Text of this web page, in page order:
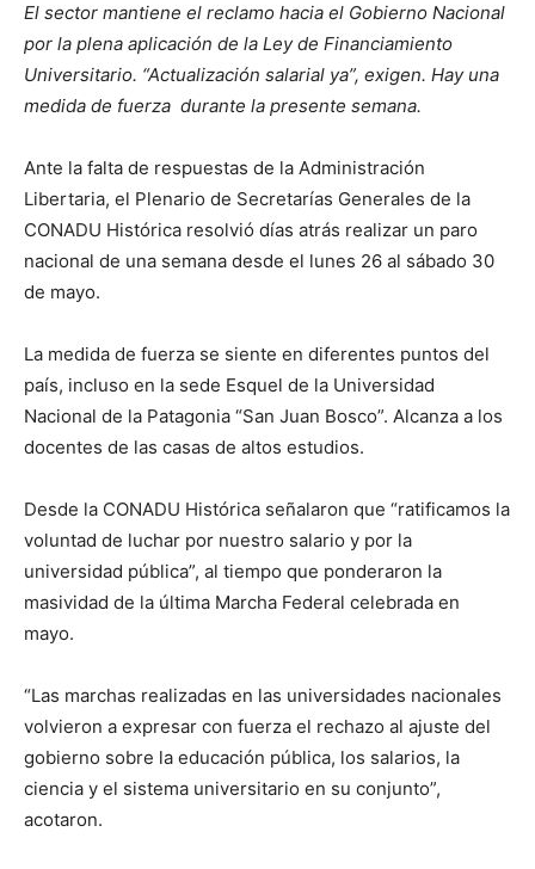
El sector mantiene el reclamo hacia el Gobierno Nacional
por la plena aplicación de la Ley de Financiamiento
Universitario. “Actualización salarial ya”, exigen. Hay una
medida de fuerza durante la presente semana.
Ante la falta de respuestas de la Administración
Libertaria, el Plenario de Secretarías Generales de la
CONADU Histórica resolvió días atrás realizar un paro
nacional de una semana desde el lunes 26 al sábado 30
de mayo.
La medida de fuerza se siente en diferentes puntos del
país, incluso en la sede Esquel de la Universidad
Nacional de la Patagonia “San Juan Bosco”. Alcanza a los
docentes de las casas de altos estudios.
Desde la CONADU Histórica señalaron que “ratificamos la
voluntad de luchar por nuestro salario y por la
universidad pública”, al tiempo que ponderaron la
masividad de la última Marcha Federal celebrada en
mayo.
“Las marchas realizadas en las universidades nacionales
volvieron a expresar con fuerza el rechazo al ajuste del
gobierno sobre la educación pública, los salarios, la
ciencia y el sistema universitario en su conjunto”,
acotaron.